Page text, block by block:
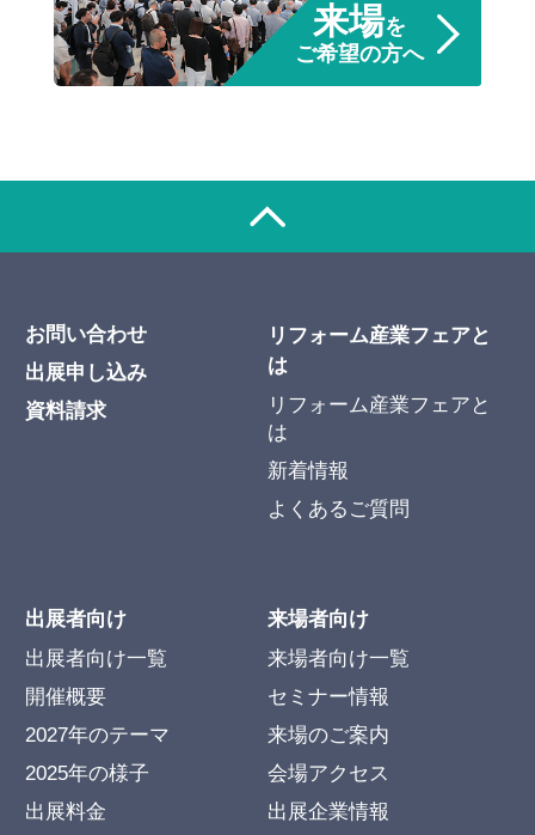
来場を
ご希望の方へ
お問い合わせ
出展申し込み
資料請求
リフォーム産業フェアと
は
リフォーム産業フェアと
は
新着情報
よくあるご質問
出展者向け
出展者向け一覧
開催概要
2027年のテーマ
2025年の様子
出展料金
来場者向け
来場者向け一覧
セミナー情報
来場のご案内
会場アクセス
出展企業情報